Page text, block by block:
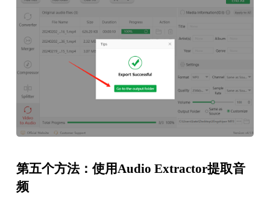
第五个方法：使用Audio Extractor提取音
频